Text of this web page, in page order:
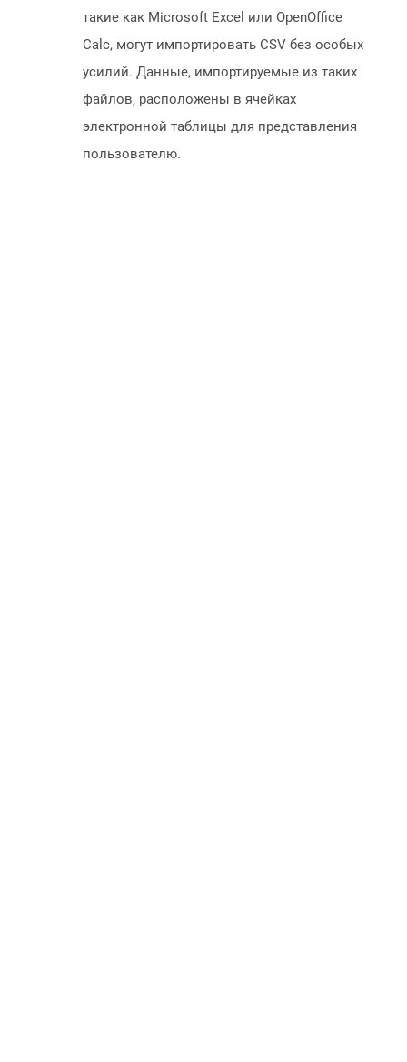
такие как Microsoft Excel или OpenOffice
Calc, могут импортировать CSV без особых
усилий. Данные, импортируемые из таких
файлов, расположены в ячейках
электронной таблицы для представления
пользователю.